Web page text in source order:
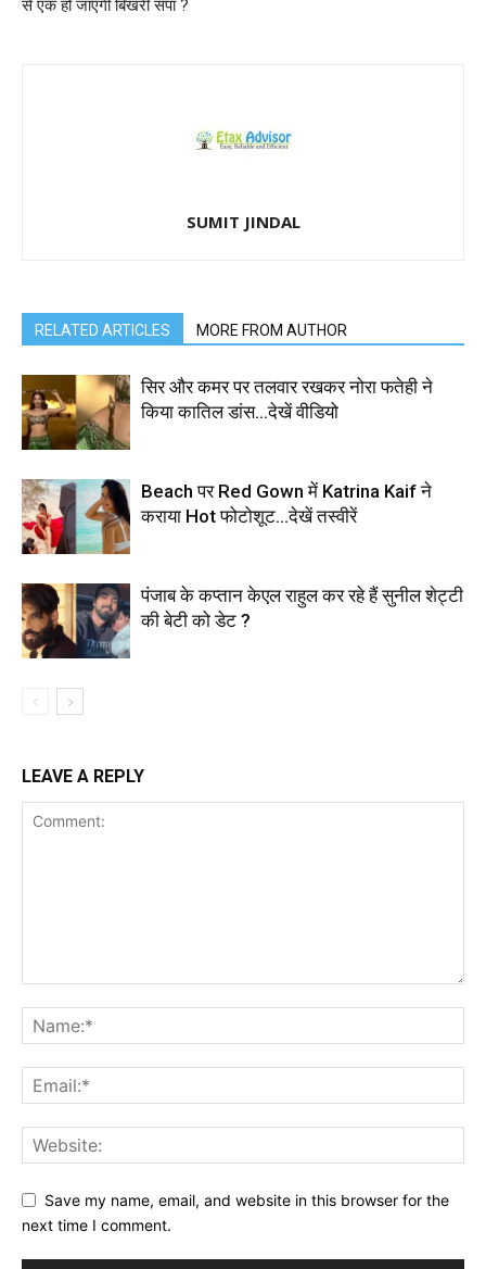
से एक हो जाएगी बिखरी सपा ?
SUMIT JINDAL
RELATED ARTICLES MORE FROM AUTHOR
सिर और कमर पर तलवार रखकर नोरा फतेही ने
किया कातिल डांस…देखें वीडियो
Beach पर Red Gown में Katrina Kaif ने
कराया Hot फोटोशूट…देखें तस्वीरें
पंजाब के कप्तान केएल राहुल कर रहे हैं सुनील शेट्टी
की बेटी को डेट ?
LEAVE A REPLY
Save my name, email, and website in this browser for the
next time I comment.